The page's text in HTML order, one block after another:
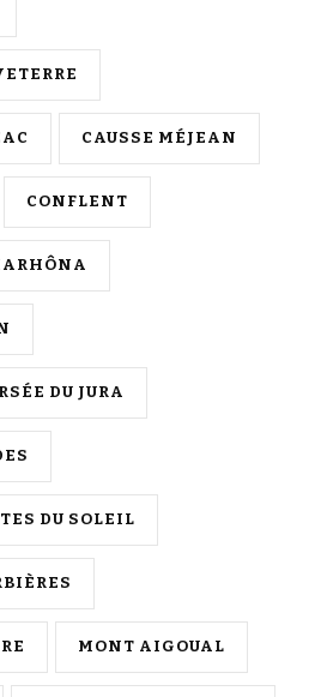
CAUSSE MÉJEAN
CONFLENT
DU JURA
DU SOLEIL
MONT AIGOUAL